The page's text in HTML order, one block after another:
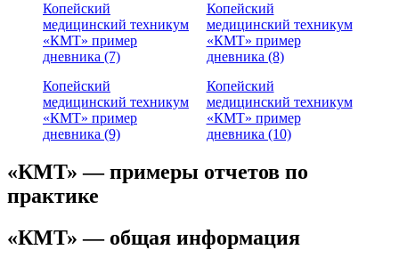
Копейский
медицинский техникум
«КМТ» пример
дневника (7)
Копейский
медицинский техникум
«КМТ» пример
дневника (8)
Копейский
медицинский техникум
«КМТ» пример
дневника (9)
Копейский
медицинский техникум
«КМТ» пример
дневника (10)
«КМТ» — примеры отчетов по
практике
«КМТ» — общая информация